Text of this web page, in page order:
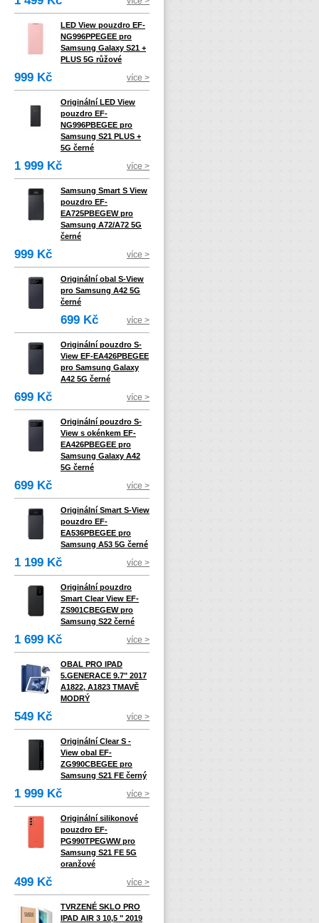
LED View pouzdro EF-
NG996PPEGEE pro
Samsung Galaxy S21 +
PLUS 5G růžové
999 Kč více >
Originální LED View
pouzdro EF-
NG996PBEGEE pro
Samsung S21 PLUS +
5G černé
1 999 Kč více >
Samsung Smart S View
pouzdro EF-
EA725PBEGEW pro
Samsung A72/A72 5G
černé
999 Kč více >
Originální obal S-View
pro Samsung A42 5G
černé
699 Kč více >
Originální pouzdro S-
View EF-EA426PBEGEE
pro Samsung Galaxy
A42 5G černé
699 Kč více >
Originální pouzdro S-
View s okénkem EF-
EA426PBEGEE pro
Samsung Galaxy A42
5G černé
699 Kč více >
Originální Smart S-View
pouzdro EF-
EA536PBEGEE pro
Samsung A53 5G černé
1 199 Kč více >
Originální pouzdro
Smart Clear View EF-
ZS901CBEGEW pro
Samsung S22 černé
1 699 Kč více >
OBAL PRO IPAD
5.GENERACE 9.7" 2017
A1822, A1823 TMAVĚ
MODRÝ
549 Kč více >
Originální Clear S -
View obal EF-
ZG990CBEGEE pro
Samsung S21 FE černý
1 999 Kč více >
Originální silikonové
pouzdro EF-
PG990TPEGWW pro
Samsung S21 FE 5G
oranžové
499 Kč více >
TVRZENÉ SKLO PRO
IPAD AIR 3 10,5 " 2019